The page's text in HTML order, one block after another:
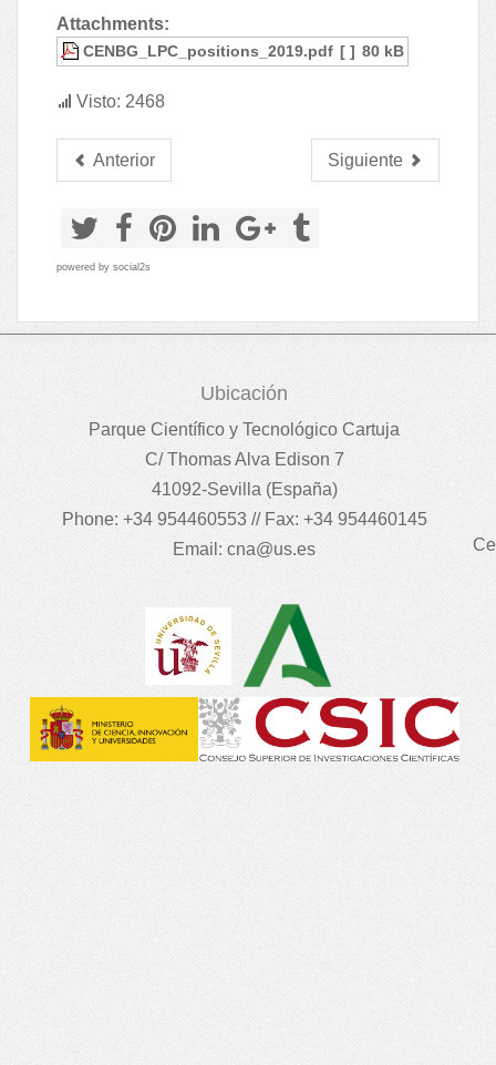
Attachments:
CENBG_LPC_positions_2019.pdf [ ] 80 kB
Visto: 2468
Anterior Siguiente
powered by social2s
Ubicación
Parque Científico y Tecnológico Cartuja
C/ Thomas Alva Edison 7
41092-Sevilla (España)
Phone: +34 954460553 // Fax: +34 954460145
Email: cna@us.es